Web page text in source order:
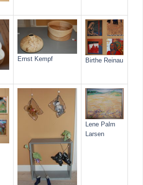
Ernst Kempf Birthe Reinau
Lene Palm
Larsen